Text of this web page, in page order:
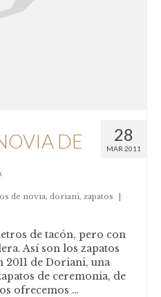
28
MAR 2011
DE
de novia, doriani, zapatos
de tacón, pero con
Así son los zapatos
2011 de Doriani, una
de ceremonia, de
ofrecemos …